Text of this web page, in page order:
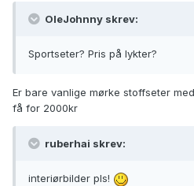
OleJohnny skrev:
Sportseter? Pris på lykter?
Er bare vanlige mørke stoffseter
få for 2000kr
ruberhai skrev:
interiørbilder pls!